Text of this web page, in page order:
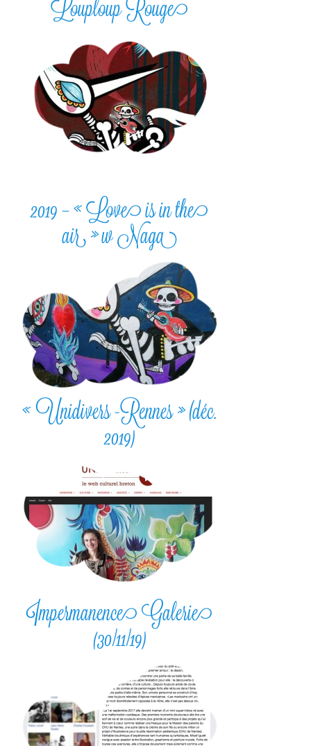
Louploup Rouge
2019 – « Love is in the
air » w Naga
« Unidivers -Rennes » (déc.
2019)
Impermanence Galerie
(30/11/19)